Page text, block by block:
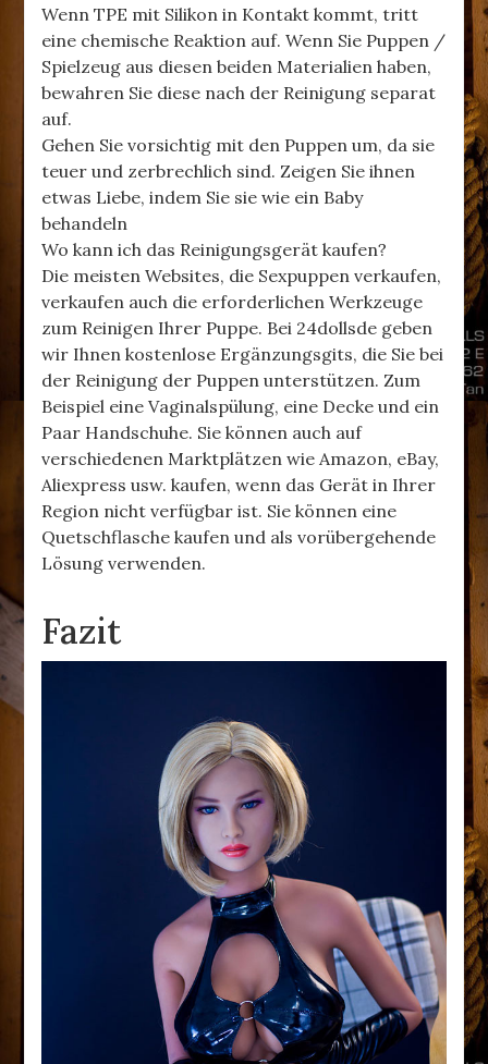
Wenn TPE mit Silikon in Kontakt kommt, tritt
eine chemische Reaktion auf. Wenn Sie Puppen /
Spielzeug aus diesen beiden Materialien haben,
bewahren Sie diese nach der Reinigung separat
auf.
Gehen Sie vorsichtig mit den Puppen um, da sie
teuer und zerbrechlich sind. Zeigen Sie ihnen
etwas Liebe, indem Sie sie wie ein Baby
behandeln
Wo kann ich das Reinigungsgerät kaufen?
Die meisten Websites, die Sexpuppen verkaufen,
verkaufen auch die erforderlichen Werkzeuge
zum Reinigen Ihrer Puppe. Bei 24dollsde geben
wir Ihnen kostenlose Ergänzungsgits, die Sie bei
der Reinigung der Puppen unterstützen. Zum
Beispiel eine Vaginalspülung, eine Decke und ein
Paar Handschuhe. Sie können auch auf
verschiedenen Marktplätzen wie Amazon, eBay,
Aliexpress usw. kaufen, wenn das Gerät in Ihrer
Region nicht verfügbar ist. Sie können eine
Quetschflasche kaufen und als vorübergehende
Lösung verwenden.
Fazit